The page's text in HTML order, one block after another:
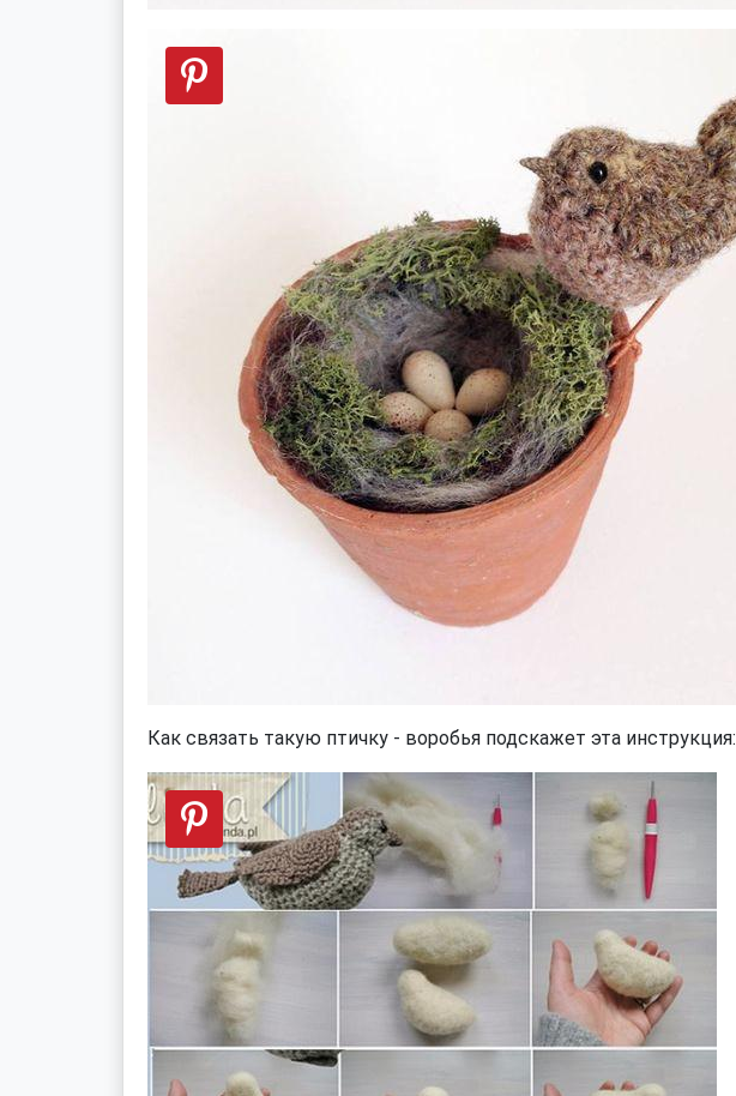
Как связать такую птичку - воробья подскажет эта инструкция: